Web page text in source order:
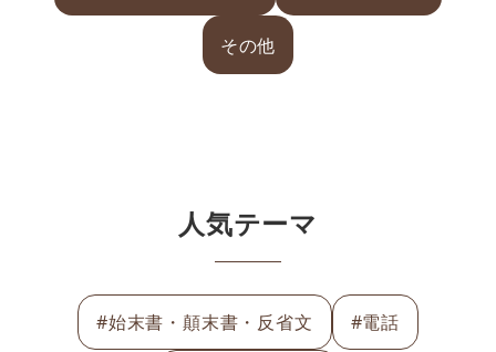
その他
人気テーマ
#始末書・顛末書・反省文 #電話